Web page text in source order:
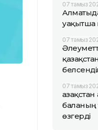
07 тамыз
уақытша
07 тамыз
07 тамыз
баланың
өзгерді